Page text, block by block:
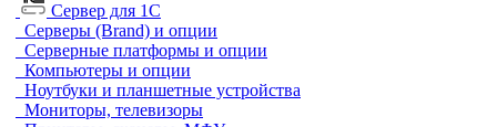
Сервер для 1С
Серверы (Brand) и опции
Серверные платформы и опции
Компьютеры и опции
Ноутбуки и планшетные устройства
Мониторы, телевизоры